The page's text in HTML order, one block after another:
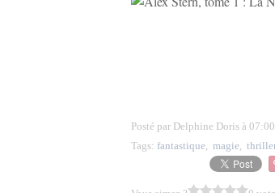
Posté par Delphine Doris à
Tags: fantastique, magie, thriller